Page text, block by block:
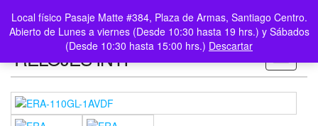
Local físico Pasaje Matte #384, Plaza de Armas, Santiago Centro.
Abierto de Lunes a viernes (Desde 10:30 hasta 19 hrs.) y Sábados
(Desde 10:30 hasta 15:00 hrs.) Descartar
LOGIN /
REGISTER
0
$0
Toggle
RELOJES INTI